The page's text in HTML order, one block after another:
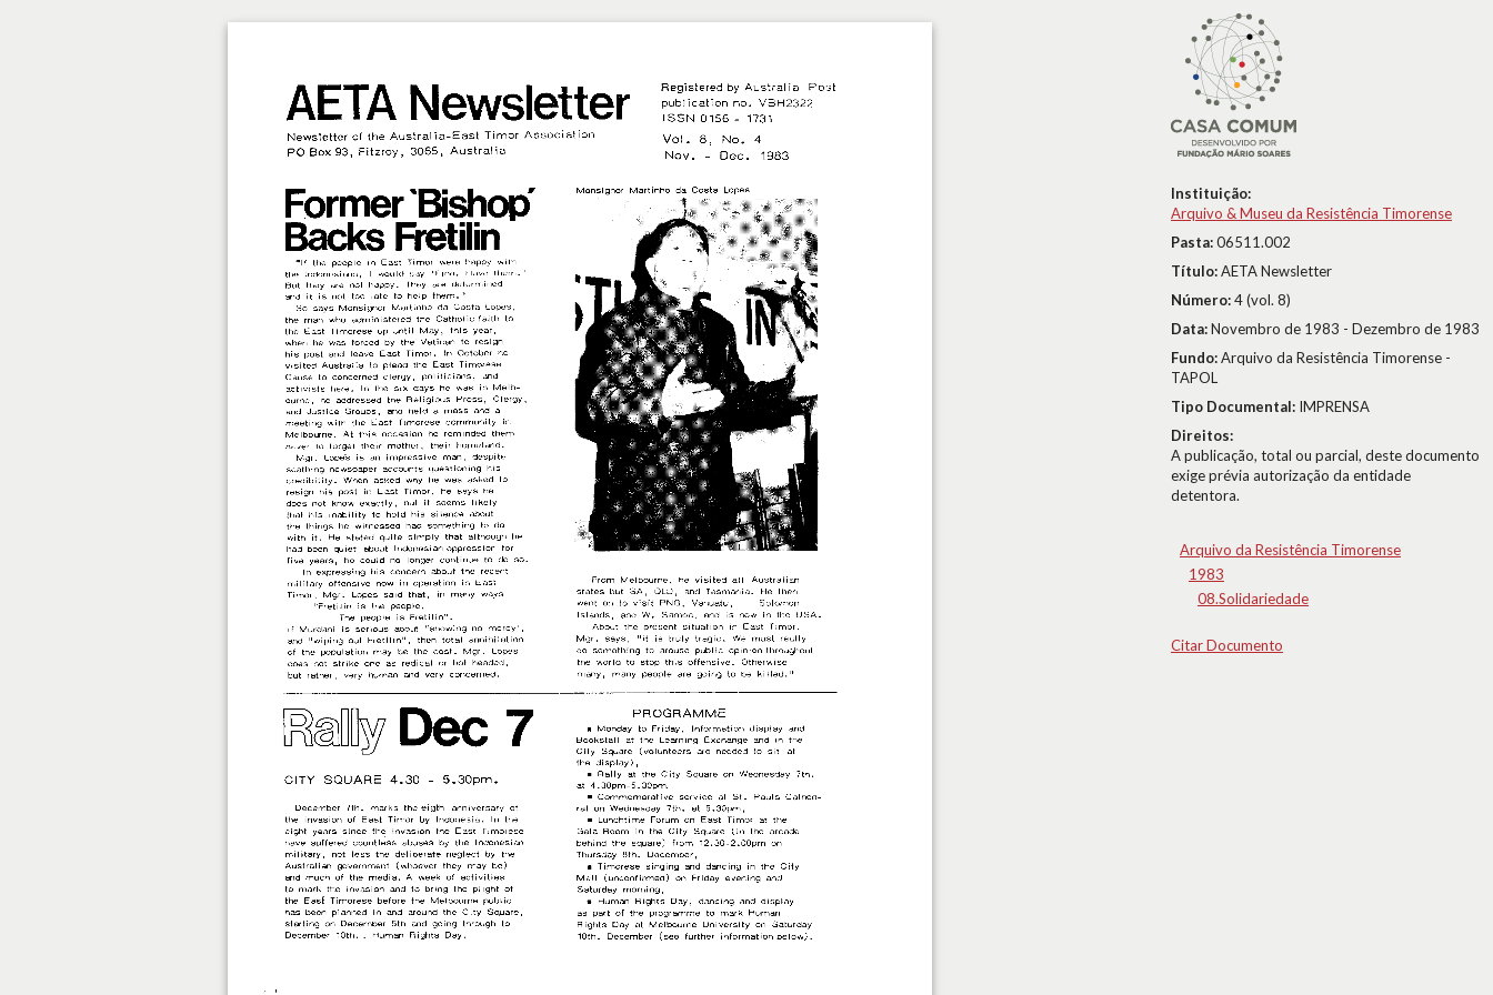
Instituição:
Arquivo & Museu da Resistência Timorense
Pasta:06511.002
Título:AETA Newsletter
Número:4 (vol. 8)
Data:Novembro de 1983 - Dezembro de 1983
Fundo:Arquivo da Resistência Timorense -
TAPOL
Tipo Documental: IMPRENSA
Direitos:
A publicação, total ou parcial, deste documento
exige prévia autorização da entidade
detentora.
Arquivo da Resistência Timorense
1983
08.Solidariedade
Citar Documento